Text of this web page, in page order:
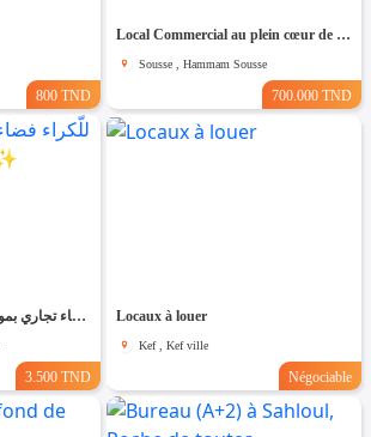
800 TND
Local Commercial au plein cœur de la zone touristique
Sousse , Hammam Sousse
700.000 TND
✨ للّكراء فضاء تجاري بموقع متميز في القيروان ✨
3.500 TND
Locaux à louer
Kef , Kef ville
Négociable